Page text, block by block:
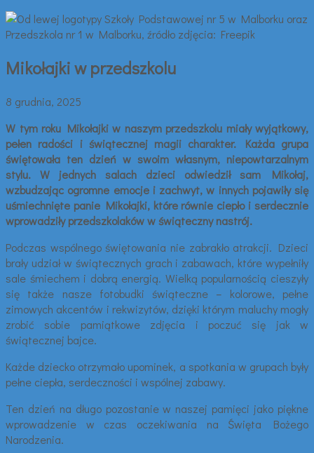
Mikołajki w przedszkolu
8 grudnia, 2025
W tym roku Mikołajki w naszym przedszkolu miały wyjątkowy,
pełen radości i świątecznej magii charakter. Każda grupa
świętowała ten dzień w swoim własnym, niepowtarzalnym
stylu. W jednych salach dzieci odwiedził sam Mikołaj,
wzbudzając ogromne emocje i zachwyt, w innych pojawiły się
uśmiechnięte panie Mikołajki, które równie ciepło i serdecznie
wprowadziły przedszkolaków w świąteczny nastrój.
Podczas wspólnego świętowania nie zabrakło atrakcji. Dzieci
brały udział w świątecznych grach i zabawach, które wypełniły
sale śmiechem i dobrą energią. Wielką popularnością cieszyły
się także nasze fotobudki świąteczne – kolorowe, pełne
zimowych akcentów i rekwizytów, dzięki którym maluchy mogły
zrobić sobie pamiątkowe zdjęcia i poczuć się jak w
świątecznej bajce.
Każde dziecko otrzymało upominek, a spotkania w grupach były
pełne ciepła, serdeczności i wspólnej zabawy.
Ten dzień na długo pozostanie w naszej pamięci jako piękne
wprowadzenie w czas oczekiwania na Święta Bożego
Narodzenia.